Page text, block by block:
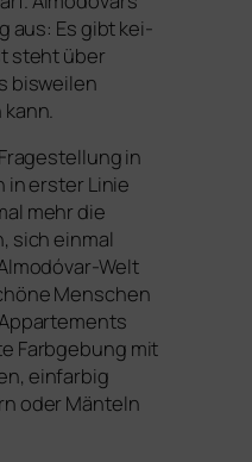
aus: Es gibt kei­
steht über
bis­wei­len
in
in ers­ter Linie
mehr die
sich ein­mal
Welt
Menschen
Farbgebung mit
ein­far­big
oder Mänteln